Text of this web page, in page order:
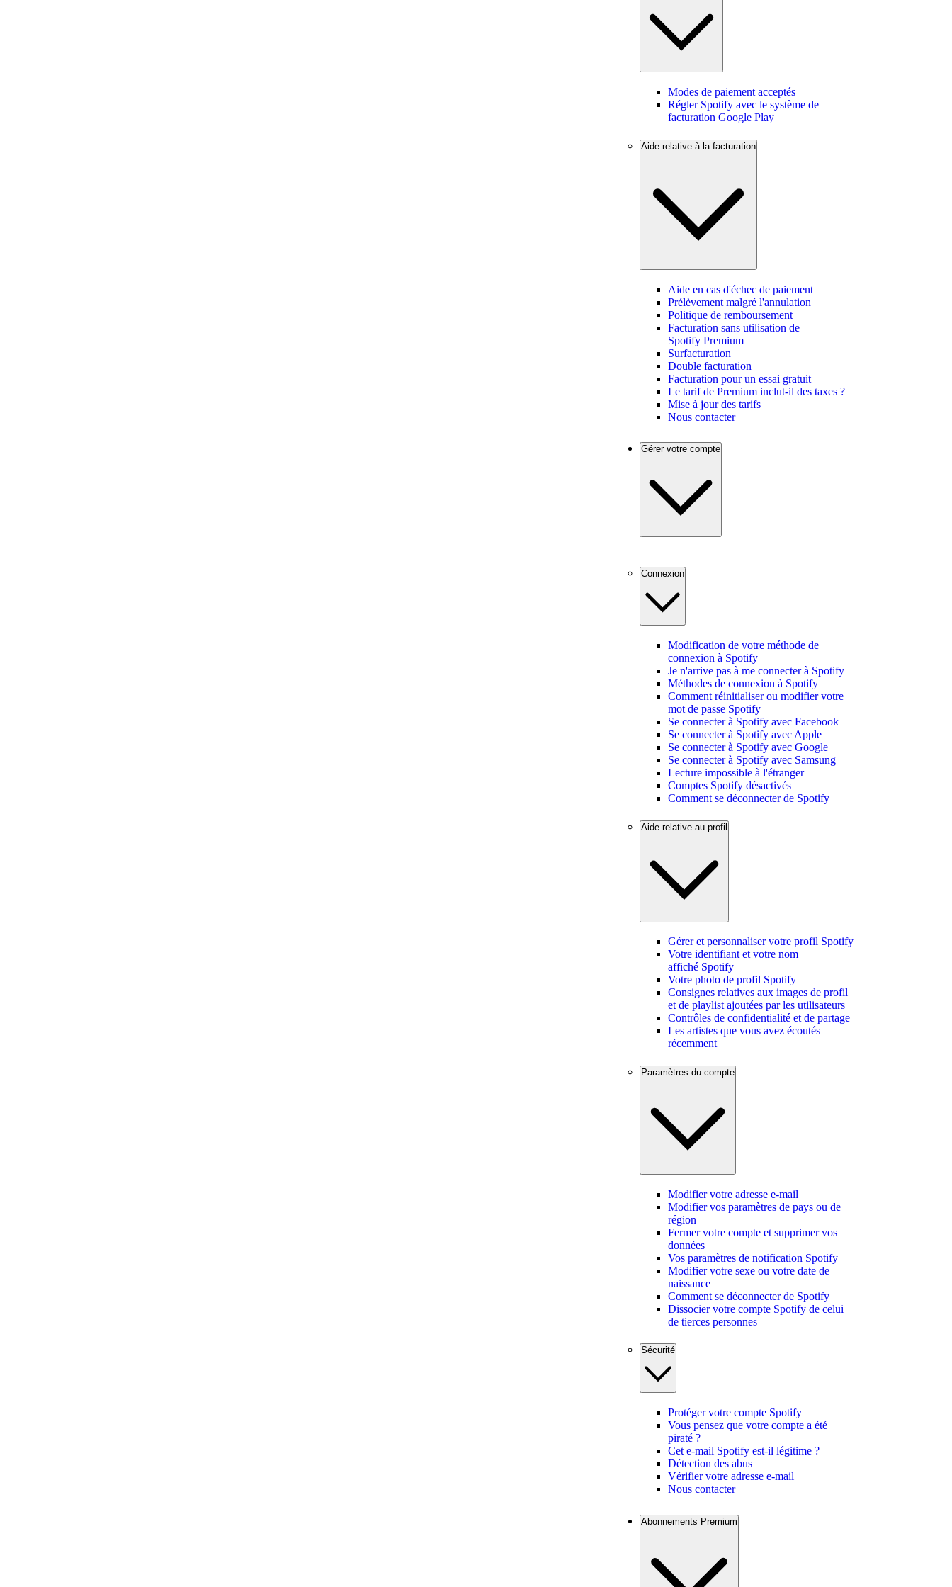
Modes de paiement acceptés
Régler Spotify avec le système de
facturation Google Play
Aide relative à la facturation
Aide en cas d'échec de paiement
Prélèvement malgré l'annulation
Politique de remboursement
Facturation sans utilisation de
Spotify Premium
Surfacturation
Double facturation
Facturation pour un essai gratuit
Le tarif de Premium inclut-il des taxes ?
Mise à jour des tarifs
Nous contacter
Gérer votre compte
Connexion
Modification de votre méthode de
connexion à Spotify
Je n'arrive pas à me connecter à Spotify
Méthodes de connexion à Spotify
Comment réinitialiser ou modifier votre
mot de passe Spotify
Se connecter à Spotify avec Facebook
Se connecter à Spotify avec Apple
Se connecter à Spotify avec Google
Se connecter à Spotify avec Samsung
Lecture impossible à l'étranger
Comptes Spotify désactivés
Comment se déconnecter de Spotify
Aide relative au profil
Gérer et personnaliser votre profil Spotify
Votre identifiant et votre nom
affiché Spotify
Votre photo de profil Spotify
Consignes relatives aux images de profil
et de playlist ajoutées par les utilisateurs
Contrôles de confidentialité et de partage
Les artistes que vous avez écoutés
récemment
Paramètres du compte
Modifier votre adresse e-mail
Modifier vos paramètres de pays ou de
région
Fermer votre compte et supprimer vos
données
Vos paramètres de notification Spotify
Modifier votre sexe ou votre date de
naissance
Comment se déconnecter de Spotify
Dissocier votre compte Spotify de celui
de tierces personnes
Sécurité
Protéger votre compte Spotify
Vous pensez que votre compte a été
piraté ?
Cet e-mail Spotify est-il légitime ?
Détection des abus
Vérifier votre adresse e-mail
Nous contacter
Abonnements Premium